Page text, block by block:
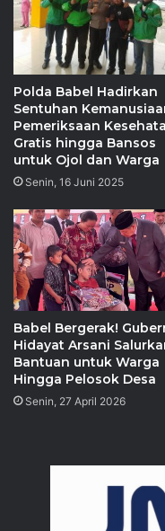
Polda Babel Hadirkan
Sentuhan
Pemeriksaan
Gratis hingga Bansos
untuk Ojol dan Warga
Senin, 16 Juni 2025
Babel Bergerak!
Hidayat Arsani
Bantuan untuk Warga
Hingga Pelosok Desa
Senin, 27 April 2026